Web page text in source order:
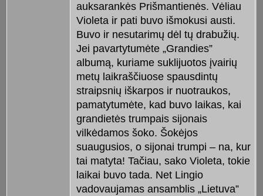
auksarankės Prišmantienės. Vėliau
Violeta ir pati buvo išmokusi austi.
Buvo ir nesutarimų dėl tų drabužių.
Jei pavartytumėte „Grandies”
albumą, kuriame suklijuotos įvairių
metų laikraščiuose spausdintų
straipsnių iškarpos ir nuotraukos,
pamatytumėte, kad buvo laikas, kai
grandietės trumpais sijonais
vilkėdamos šoko. Šokėjos
suaugusios, o sijonai trumpi – na, kur
tai matyta! Tačiau, sako Violeta, tokie
laikai buvo tada. Net Lingio
vadovaujamas ansamblis „Lietuva”